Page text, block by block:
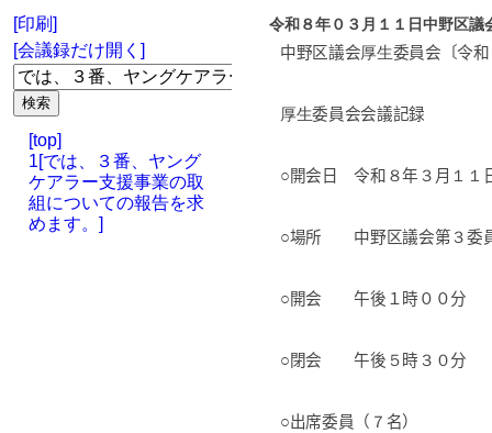
[印刷]
[会議録だけ開く]
[top]
1[では、３番、ヤング
ケアラー支援事業の取
組についての報告を求
めます。]
令和８年０３月１１日中野区
中野区議会厚生委員会〔令和
厚生委員会会議記録
○開会日 令和 ８年 ３ 月 １１
○場所 中野区議会第３委
○開会 午後１時００分
○閉会 午後 ５ 時 ３０分
○出席委員（ ７ 名）